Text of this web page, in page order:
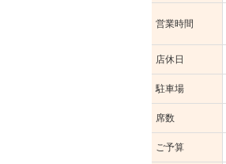
営業時間
店休日
駐車場
席数
ご予算